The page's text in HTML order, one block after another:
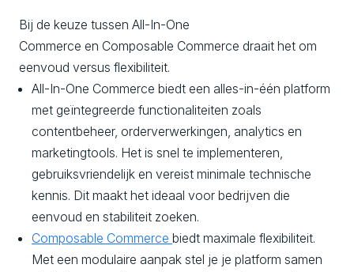
Bij de keuze tussen All-In-One
Commerce en Composable Commerce draait het om
eenvoud versus flexibiliteit.
All-In-One Commerce biedt een alles-in-één platform
met geïntegreerde functionaliteiten zoals
contentbeheer, orderverwerkingen, analytics en
marketingtools. Het is snel te implementeren,
gebruiksvriendelijk en vereist minimale technische
kennis. Dit maakt het ideaal voor bedrijven die
eenvoud en stabiliteit zoeken.
Composable Commerce biedt maximale flexibiliteit.
Met een modulaire aanpak stel je je platform samen